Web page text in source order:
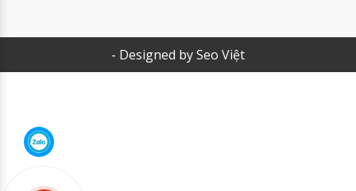
- Designed by Seo Việt